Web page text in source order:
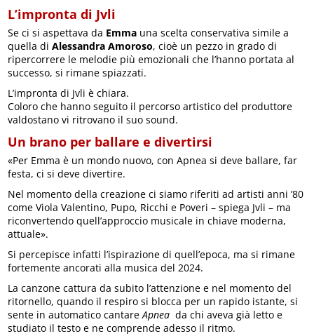
L’impronta di Jvli
Se ci si aspettava da Emma una scelta conservativa simile a
quella diAlessandra Amoroso, cioè un pezzo in grado di
ripercorrere le melodie più emozionali che l’hanno portata al
successo, si rimane spiazzati.
L’impronta di Jvli è chiara.
Coloro che hanno seguito il percorso artistico del produttore
valdostano vi ritrovano il suo sound.
Un brano per ballare e divertirsi
«Per Emma è un mondo nuovo, con Apnea si deve ballare, far
festa, ci si deve divertire.
Nel momento della creazione ci siamo riferiti ad artisti anni ’80
come Viola Valentino, Pupo, Ricchi e Poveri – spiega Jvli – ma
riconvertendo quell’approccio musicale in chiave moderna,
attuale».
Si percepisce infatti l’ispirazione di quell’epoca, ma si rimane
fortemente ancorati alla musica del 2024.
La canzone cattura da subito l’attenzione e nel momento del
ritornello, quando il respiro si blocca per un rapido istante, si
sente in automatico cantareApnea da chi aveva già letto e
studiato il testo e ne comprende adesso il ritmo.